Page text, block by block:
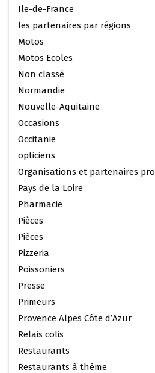
Ile-de-France
les partenaires par régions
Motos
Motos Ecoles
Non classé
Normandie
Nouvelle-Aquitaine
Occasions
Occitanie
opticiens
Organisations et partenaires pro
Pays de la Loire
Pharmacie
Pièces
Pièces
Pizzeria
Poissoniers
Presse
Primeurs
Provence Alpes Côte d’Azur
Relais colis
Restaurants
Restaurants à thème